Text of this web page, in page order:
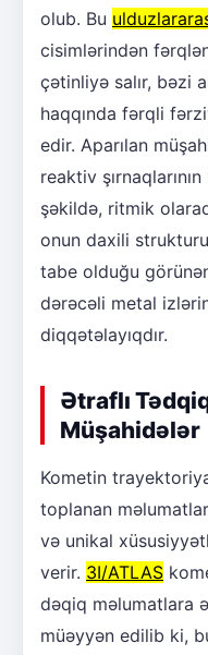
olub. Bu
cisimlərindən
çətinliyə salır, bəzi
haqqında fərqli
edir. Aparılan
reaktiv
şəkildə, ritmik
onun daxili
tabe olduğu
dərəcəli metal
diqqətəlayıqdır.
Ətraflı
Müşahidələr
Kometin
toplanan
və unikal
verir. 3I/ATLAS
dəqiq məlumatlara
müəyyən edilib ki,